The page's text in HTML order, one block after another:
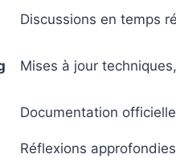
Discussions en temps
Mises à jour
Documentation
Réflexions